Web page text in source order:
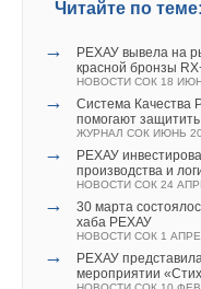
Читайте по теме:
→
РЕХАУ вывела на
красной бронзы
НОВОСТИ СОК 18
→
Система Качества
помогают
ЖУРНАЛ СОК ИЮНЬ
→
РЕХАУ
производства и
НОВОСТИ СОК 24
→
30 марта
хаба РЕХАУ
НОВОСТИ СОК 1
→
РЕХАУ
мероприятии
→
→ Giacomini
НОВОСТИ СОК 26
НОВОСТИ СОК 2
Компания Giacomini
в производство
НОВОСТИ СОК 21
Giacomini S.p.A.
НОВОСТИ СОК 6
ЖУРНАЛ СОК АПРЕЛЬ
Тепловые насосы
НОВОСТИ СОК 18 МАЯ
→ Новое
НОВОСТИ СОК 14 МАЯ
Обновление
НОВОСТИ СОК 28
Dantherm поглотил
НОВОСТИ СОК 19
→ Новое поколение
НОВОСТИ СОК 20
Новый
Cooling 6000/900
НОВОСТИ СОК 23
Комментарии
В этой теме еще нет
Добавить